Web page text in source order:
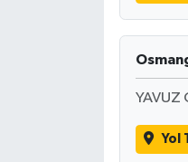
YAVUZ
Yol
SİVİL TOPLUM
SEÇİM 2014